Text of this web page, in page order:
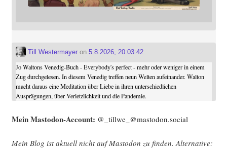
Till Westermayeron 5.8.2026, 20:03:42
Jo Waltons Venedig-Buch - Everybody's perfect - mehr oder weniger in einem
Zug durchgelesen. In diesem Venedig treffen neun Welten aufeinander. Walton
macht daraus eine Meditation über Liebe in ihren unterschiedlichen
Ausprägungen, über Verletzlichkeit und die Pandemie.
Mein Mast­o­don-Account: @_tillwe_@mastodon.social
Mein Blog ist aktu­ell nicht auf Mast­o­don zu fin­den. Alter­na­ti­ve: